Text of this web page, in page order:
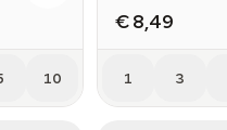
10
€ 8,49
1 3